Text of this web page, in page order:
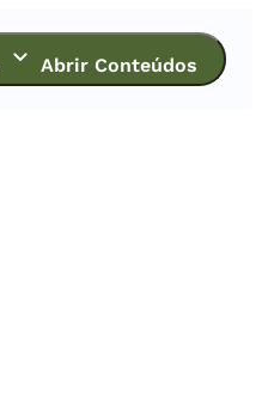
Abrir Conteúdos